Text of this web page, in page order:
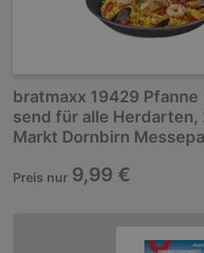
bratmaxx 19429
send für alle Herdarten,
Markt Dornbirn
Preis nur 9,99 €